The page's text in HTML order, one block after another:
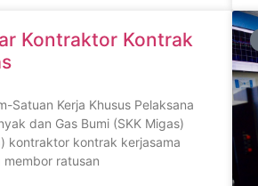
Kontraktor Kontrak
Satuan Kerja Khusus Pelaksana
dan Gas Bumi (SKK Migas)
kontraktor kontrak kerjasama
membor ratusan